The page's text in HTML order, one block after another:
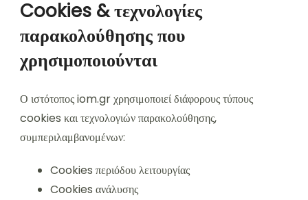
Cookies & τεχνολογίες
παρακολούθησης που
χρησιμοποιούνται
Ο ιστότοπος iom.gr χρησιμοποιεί διάφορους τύπους
cookies και τεχνολογιών παρακολούθησης,
συμπεριλαμβανομένων:
Cookies περιόδου λειτουργίας
Cookies ανάλυσης